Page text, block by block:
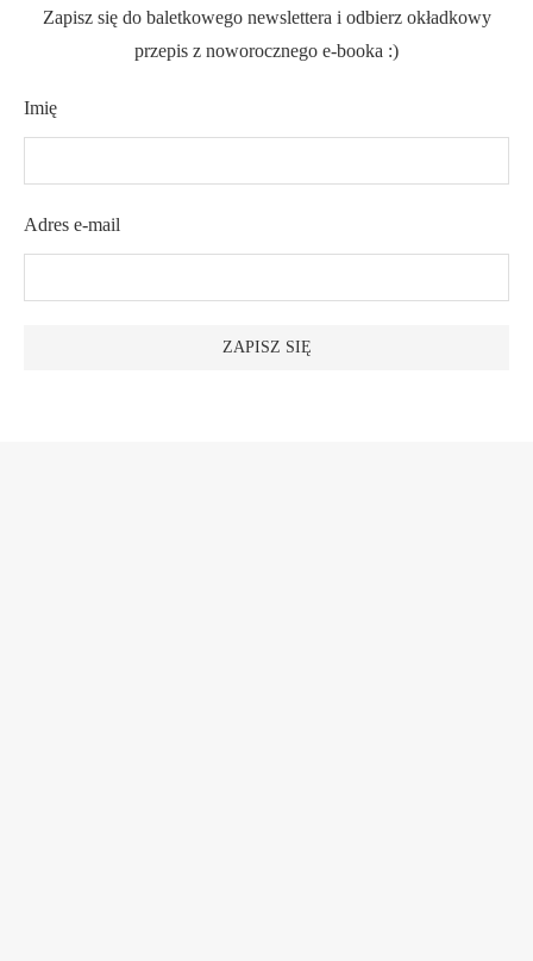
Zapisz się do baletkowego newslettera i odbierz okładkowy
przepis z noworocznego e-booka :)
Imię
Adres e-mail